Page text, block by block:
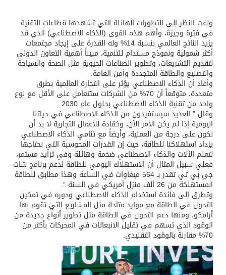
ولفت النظر إلى التطورات الهائلة التي تشهدها قطاعات التقنية
في فترة وجيزة، وأهم هذه القوى (الذكاء الاصطناعي) الذي قد
يزيد الناتج العالمي بنسبة 14% وله القدرة على إيجاد مجتمعات
أكثر شمولية ونموذج مستدام للتنمية، مبيناً أهمية التعاون الدولي
لتقديم التشريعات، وتطوير الصناعات الحيوية مثل الصحة والسياحة
والتصنيع والطاقة المتجددة وأمن العامة.
وأفاد أن الذكاء الاصطناعي يؤثر على التجارة العالمية بطرق
متعددة، متوقعاً أن 70% من الشركات ستتعامل على الأقل مع نوع
واحد من تقنية الذكاء الاصطناعي بحلول عام 2030.
وقال ” العديد سيستفيدون من الذكاء الاصطناعي في حياتنا
اليومية إذا لم يكن الأمر الآن، وكقادة للأعمال التجارية لا بد أن
نكون على درجة من العملية، وأيضاً مع تنامي الذكاء الاصطناعي
يزداد استهلاكنا للطاقة، حيث إن القدرات المحوسبة التي نحتاجها
لتعلم الآلات والذكاء الاصطناعي ضخمة وهائلة وفي تزايد مستمر،
فعلي سبيل المثال أن الاستهلاك اليومي للطاقة لدعم برنامج شات
جي بي تي تقدر بـ 564 ميغاوات في الساعة وهذا مطابق للطاقة
المستهلكة من 26 ألف منزل أمريكي في السنة “.
وتطرق إلى فائدة استخدام الذكاء الاصطناعي ودوره في تمكين
التحول في الطاقة مع موارد متاحة مثل المشاريع التي تقوم بها
أرامكو، ومنها دعم التحول في الطاقة مثل تطوير أنواع جديدة من
الوقود الذي تسهم في تقليل الانبعاثات في المحركات بأكثر من
70% مقارنة بالوقود التقليدي.